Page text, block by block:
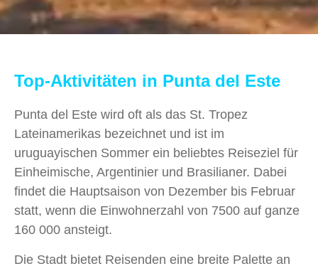
Top-Aktivitäten in Punta del Este
Punta del Este wird oft als das St. Tropez
Lateinamerikas bezeichnet und ist im
uruguayischen Sommer ein beliebtes Reiseziel für
Einheimische, Argentinier und Brasilianer. Dabei
findet die Hauptsaison von Dezember bis Februar
statt, wenn die Einwohnerzahl von 7500 auf ganze
160 000 ansteigt.
Die Stadt bietet Reisenden eine breite Palette an